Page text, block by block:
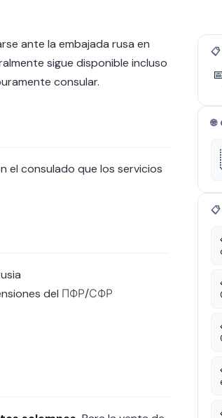
📅
ante la embajada rusa en
sigue disponible incluso
consular.
el consulado que los servicios
del ПФР/СФР